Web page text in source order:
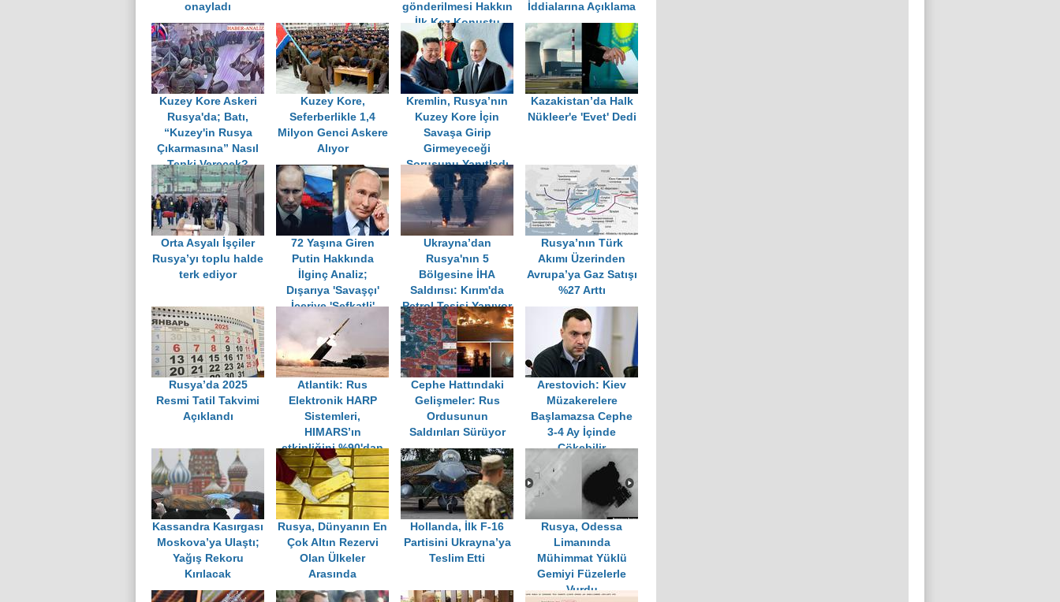
onayladı
gönderilmesi Hakkın
İlk Kez Konuştu
İddialarına Açıklama
Kuzey Kore Askeri
Rusya'da; Batı,
“Kuzey'in Rusya
Çıkarmasına” Nasıl
Tepki Verecek?
Kuzey Kore,
Seferberlikle 1,4
Milyon Genci Askere
Alıyor
Kremlin, Rusya’nın
Kuzey Kore İçin
Savaşa Girip
Girmeyeceği
Sorusunu Yanıtladı
Kazakistan’da Halk
Nükleer'e 'Evet' Dedi
Orta Asyalı İşçiler
Rusya’yı toplu halde
terk ediyor
72 Yaşına Giren
Putin Hakkında
İlginç Analiz;
Dışarıya 'Savaşçı'
İçeriye 'Şefkatli'
Ukrayna’dan
Rusya'nın 5
Bölgesine İHA
Saldırısı: Kırım'da
Petrol Tesisi Yanıyor
Rusya’nın Türk
Akımı Üzerinden
Avrupa’ya Gaz Satışı
%27 Arttı
Rusya’da 2025
Resmi Tatil Takvimi
Açıklandı
Atlantik: Rus
Elektronik HARP
Sistemleri,
HIMARS’ın
etkinliğini %90'dan
fazla azalttı
Cephe Hattındaki
Gelişmeler: Rus
Ordusunun
Saldırıları Sürüyor
Arestovich: Kiev
Müzakerelere
Başlamazsa Cephe
3-4 Ay İçinde
Çökebilir
Kassandra Kasırgası
Moskova’ya Ulaştı;
Yağış Rekoru
Kırılacak
Rusya, Dünyanın En
Çok Altın Rezervi
Olan Ülkeler
Arasında
Hollanda, İlk F-16
Partisini Ukrayna’ya
Teslim Etti
Rusya, Odessa
Limanında
Mühimmat Yüklü
Gemiyi Füzelerle
Vurdu